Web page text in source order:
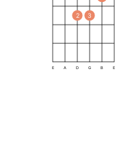
2 3
E A D G B E